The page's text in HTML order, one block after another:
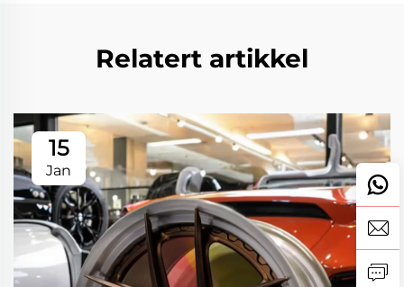
Relatert artikkel
15
Jan